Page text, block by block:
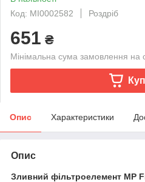
Код: MI0002582
Роздріб
651 ₴
Мінімальна сума замовлення на
Опис Характеристики
Опис
Зливний фільтроелемент MP